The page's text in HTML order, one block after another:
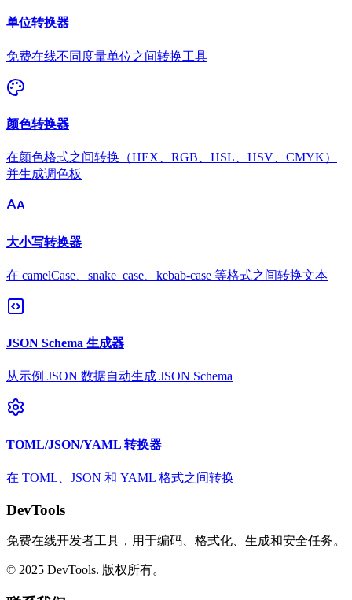
单位转换器
免费在线不同度量单位之间转换工具
颜色转换器
在颜色格式之间转换（HEX、RGB、HSL、HSV、CMYK）
并生成调色板
大小写转换器
在 camelCase、snake_case、kebab-case 等格式之间转换文本
JSON Schema 生成器
从示例 JSON 数据自动生成 JSON Schema
TOML/JSON/YAML 转换器
在 TOML、JSON 和 YAML 格式之间转换
DevTools
免费在线开发者工具，用于编码、格式化、生成和安全任务。
© 2025 DevTools. 版权所有。